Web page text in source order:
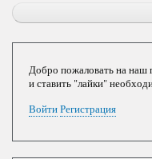
Добро пожаловать на наш
и ставить "лайки"
ВойтиРегистрация